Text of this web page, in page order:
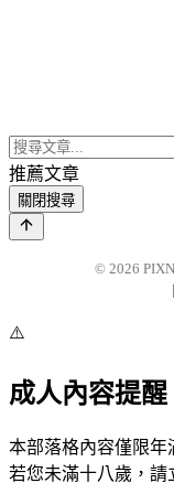
推薦文章
關閉搜尋
© 2026
⚠️
成人內容提醒
本部落格內容僅限年
若您未滿十八歲，請